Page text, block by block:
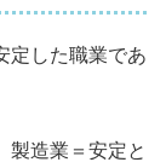
定した職業であ
製造業＝安定と